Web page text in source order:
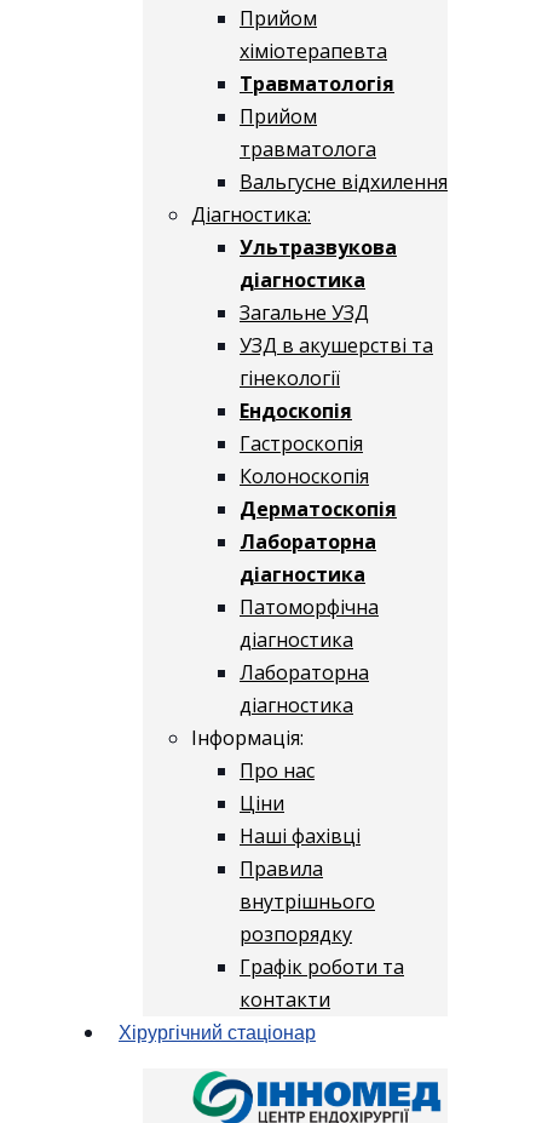
Прийом
хіміотерапевта
Травматологія
Прийом
травматолога
Вальгусне відхилення
Діагностика:
Ультразвукова
діагностика
Загальне УЗД
УЗД в акушерстві та
гінекології
Ендоскопія
Гастроскопія
Колоноскопія
Дерматоскопія
Лабораторна
діагностика
Патоморфічна
діагностика
Лабораторна
діагностика
Інформація:
Про нас
Ціни
Наші фахівці
Правила
внутрішнього
розпорядку
Графік роботи та
контакти
Хірургічний стаціонар